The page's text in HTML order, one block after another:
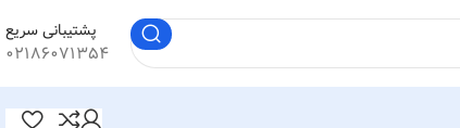
پشتیبانی سریع
۰۲۱۸۶۰۷۱۳۵۴